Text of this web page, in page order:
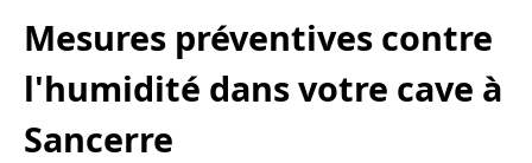
Mesures préventives contre
l'humidité dans votre cave à
Sancerre